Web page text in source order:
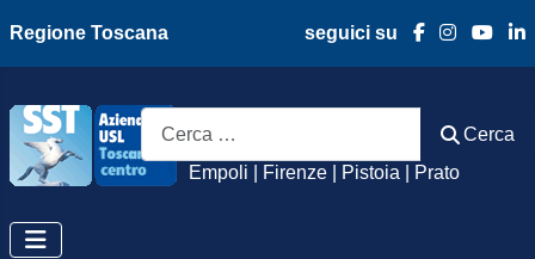
Regione Toscana seguici su
Azienda Usl
Empoli | Firenze | Pistoia | Prato
Cerca
Cerca